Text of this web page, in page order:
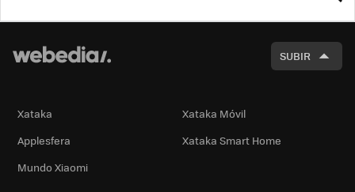
SUBIR
Xataka
Xataka Móvil
Applesfera
Xataka Smart Home
Mundo Xiaomi